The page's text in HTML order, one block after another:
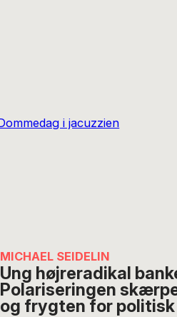
MICHAEL SEIDELIN
Ung højreradikal
Polariseringen
og frygten for